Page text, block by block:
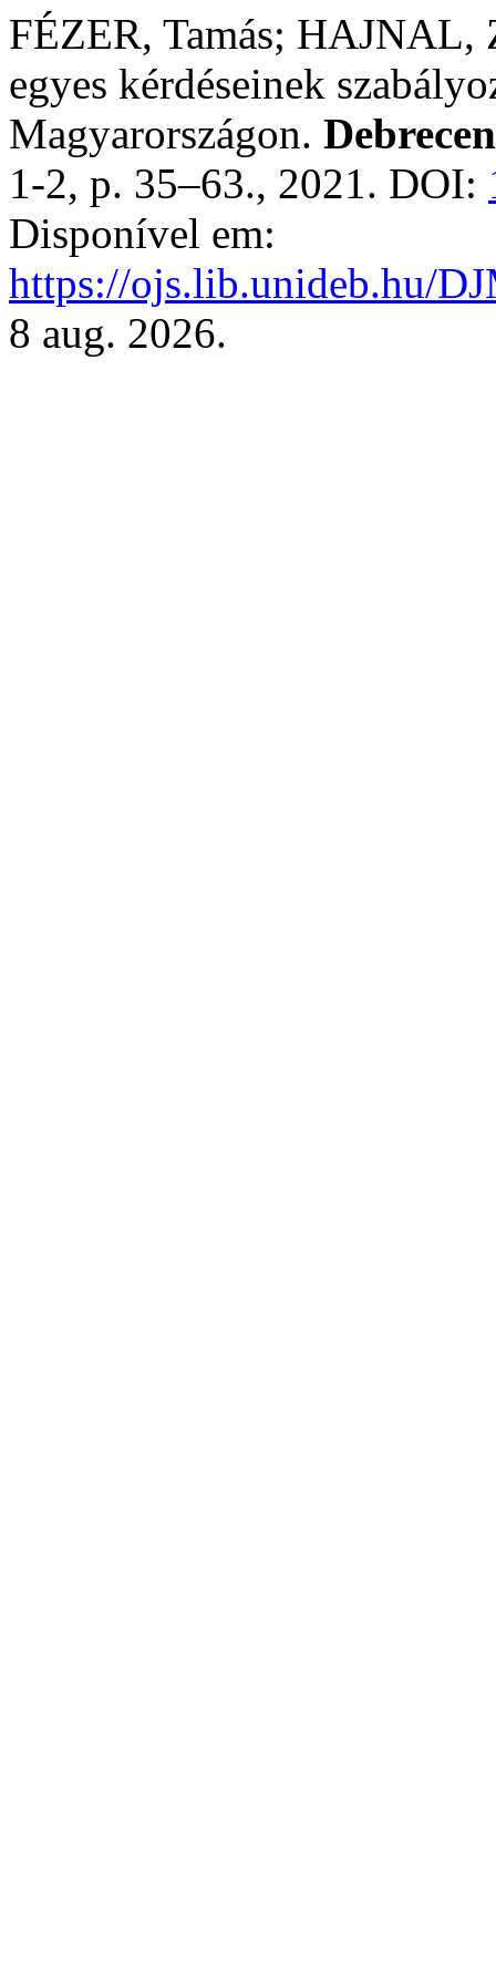
FÉZER, Tamás; HAJNAL,
egyes kérdéseinek
Magyarországon.
1-2, p. 35–63., 2021. DOI:
Disponível em:
https://ojs.lib.unideb.hu/
8 aug. 2026.